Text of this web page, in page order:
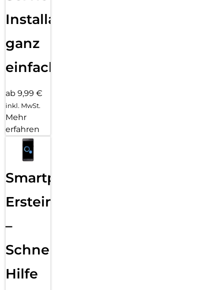
Installation
ganz
einfach
ab 9,99 €
inkl. MwSt.
Mehr
erfahren
Smartphone
Ersteinrichtung
–
Schnelle
Hilfe